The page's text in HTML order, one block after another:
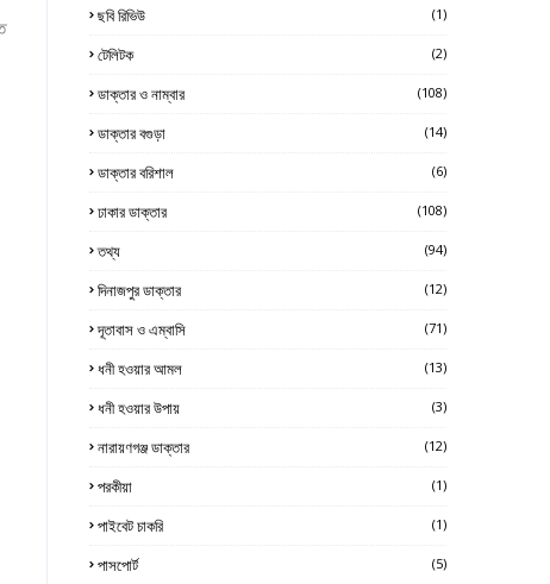
ছবি রিভিউ (1)
টেলিটক (2)
ডাক্তার ও নাম্বার (108)
ডাক্তার বগুড়া (14)
ডাক্তার বরিশাল (6)
ঢাকার ডাক্তার (108)
তথ্য (94)
দিনাজপুর ডাক্তার (12)
দূতাবাস ও এম্বাসি (71)
ধনী হওয়ার আমল (13)
ধনী হওয়ার উপায় (3)
নারায়ণগঞ্জ ডাক্তার (12)
পরকীয়া (1)
পাইবেট চাকরি (1)
পাসপোর্ট (5)